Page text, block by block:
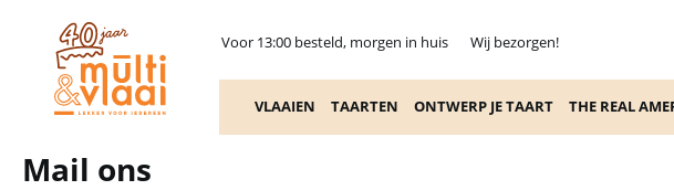
Voor 13:00 besteld, morgen in huis Wij bezorgen!
VLAAIEN TAARTEN ONTWERP JE TAART THE REAL
Mail ons